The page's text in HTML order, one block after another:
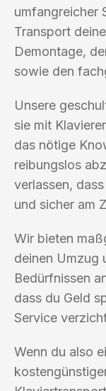
umfangreicher
Transport
Demontage,
sowie den
Unsere
sie mit
das nötige
reibungslos
verlassen,
und sicher am
Wir bieten
deinen Umzug
Bedürfnissen
dass du Geld
Service
Wenn du also